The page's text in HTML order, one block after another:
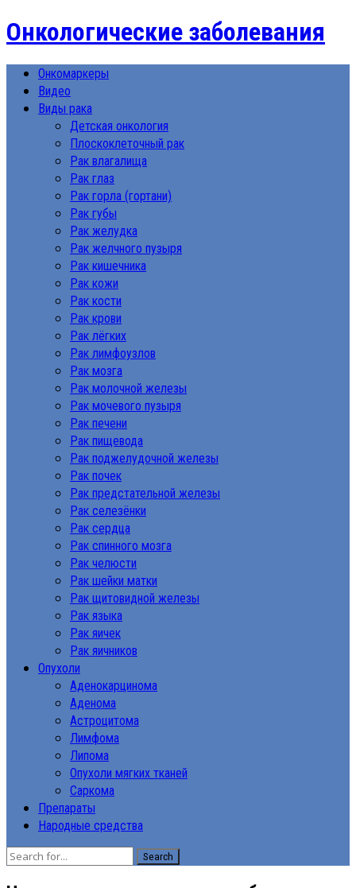
Онкологические заболевания
Онкомаркеры
Видео
Виды рака
Детская онкология
Плоскоклеточный рак
Рак влагалища
Рак глаз
Рак горла (гортани)
Рак губы
Рак желудка
Рак желчного пузыря
Рак кишечника
Рак кожи
Рак кости
Рак крови
Рак лёгких
Рак лимфоузлов
Рак мозга
Рак молочной железы
Рак мочевого пузыря
Рак печени
Рак пищевода
Рак поджелудочной железы
Рак почек
Рак предстательной железы
Рак селезёнки
Рак сердца
Рак спинного мозга
Рак челюсти
Рак шейки матки
Рак щитовидной железы
Рак языка
Рак яичек
Рак яичников
Опухоли
Аденокарцинома
Аденома
Астроцитома
Лимфома
Липома
Опухоли мягких тканей
Саркома
Препараты
Народные средства
Search